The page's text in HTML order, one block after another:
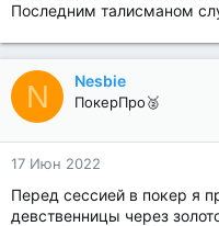
Последним талисманом
N Nesbie
ПокерПро🥈
17 Июн 2022
Перед сессией в покер я
девственницы через